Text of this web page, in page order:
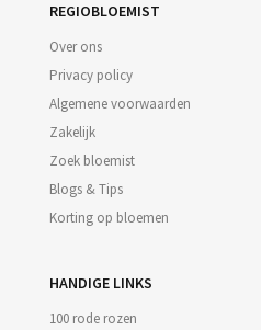
REGIOBLOEMIST
Over ons
Privacy policy
Algemene voorwaarden
Zakelijk
Zoek bloemist
Blogs & Tips
Korting op bloemen
HANDIGE LINKS
100 rode rozen